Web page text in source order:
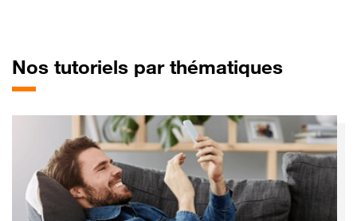
Nos tutoriels par thématiquespour